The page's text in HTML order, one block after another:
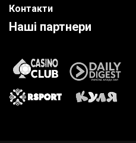
Контакти
Наші партнери